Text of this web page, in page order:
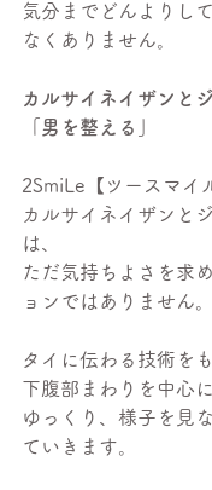
気分までどんよりし
なくありません。
カルサイネイザンと
「男を整える」
2SmiLe【ツースマイ
カルサイネイザンと
は、
ただ気持ちよさを求
ョンではありません。
タイに伝わる技術をも
下腹部まわりを中心に
ゆっくり、様子を見
ていきます。